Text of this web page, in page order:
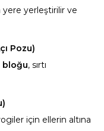
yerleştirilir ve
Pozu)
bloğu, sırtı
için ellerin altına